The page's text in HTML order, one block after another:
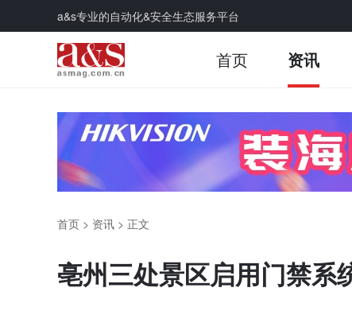
a&s专业的自动化&安全生态服务平台
首页 资讯
首页 > 资讯 > 正文
亳州三处景区启用门禁系